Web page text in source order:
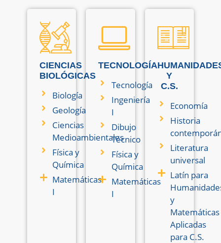
CIENCIAS
BIOLÓGICAS
Biología
Geología
Ciencias
Medioambientales
Física y
Química
Matemáticas
I
TECNOLOGÍA
Tecnología
Ingeniería
I
Dibujo
Técnico
Física y
Química
Matemáticas
I
Y
C.S.
Economía
Historia
Literatura
universal
Latín para
y
Matemáticas
Aplicadas
para C.S.